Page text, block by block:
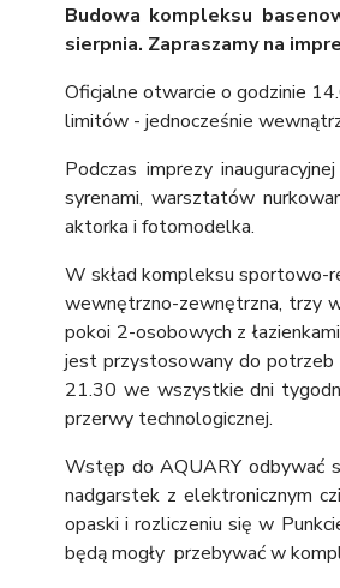
Budowa kompleksu
sierpnia. Zapraszamy na
Oficjalne otwarcie o godzinie
limitów - jednocześnie
Podczas imprezy
syrenami, warsztatów
aktorka i fotomodelka.
W skład kompleksu sportowo-
wewnętrzno-zewnętrzna, trzy
pokoi 2-osobowych z
jest przystosowany do potrzeb
21.30 we wszystkie dni
przerwy technologicznej.
Wstęp do AQUARY odbywać
nadgarstek z elektronicznym
opaski i rozliczeniu się w
będą mogły przebywać w